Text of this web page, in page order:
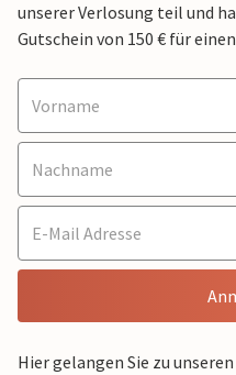
unserer Verlosung teil und
Gutschein von 150 € für
Hier gelangen Sie zu unseren